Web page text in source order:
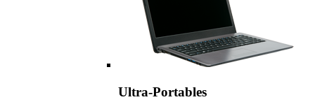
Ultra-Portables